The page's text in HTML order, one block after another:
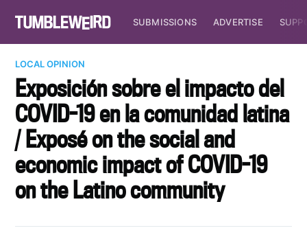
SUBMISSIONS ADVERTISE
LOCAL OPINION
Exposición sobre el impacto del
COVID-19 en la comunidad latina
/ Exposé on the social and
economic impact of COVID-19
on the Latino community